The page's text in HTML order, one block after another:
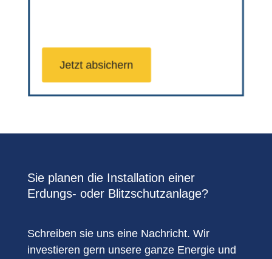
Jetzt absichern
Sie planen die Installation einer
Erdungs- oder Blitzschutzanlage?
Schreiben sie uns eine Nachricht. Wir
investieren gern unsere ganze Energie und